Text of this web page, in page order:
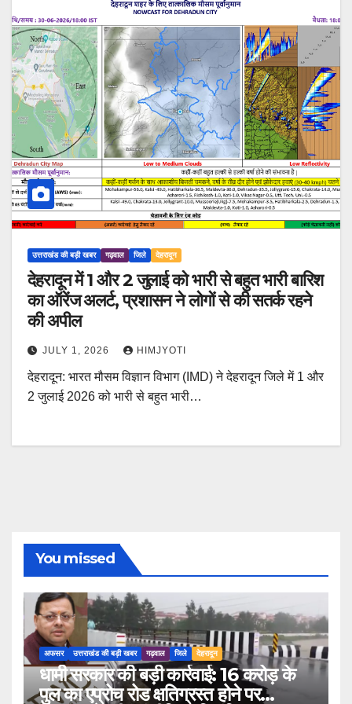
उत्तराखंड की बड़ी खबर गढ़वाल जिले देहरादून
देहरादून में 1 और 2 जुलाई को भारी से बहुत भारी बारिश
का ऑरेंज अलर्ट, प्रशासन ने लोगों से की सतर्क रहने
की अपील
JULY 1, 2026 HIMJYOTI
देहरादून: भारत मौसम विज्ञान विभाग (IMD) ने देहरादून जिले में 1 और
2 जुलाई 2026 को भारी से बहुत भारी…
You missed
अफसर उत्तराखंड की बड़ी खबर गढ़वाल जिले देहरादून
धामी सरकार की बड़ी कार्रवाई: 16 करोड़ के
पुल का एप्रोच रोड क्षतिग्रस्त होने पर